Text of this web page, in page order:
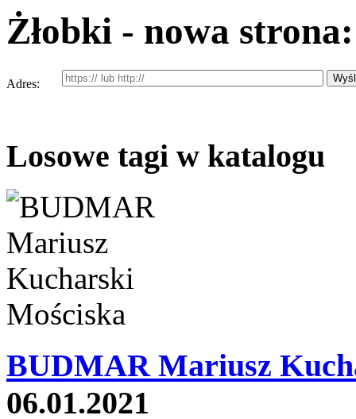
Żłobki - nowa strona:
Adres:
Losowe tagi w katalogu
BUDMAR Mariusz
06.01.2021